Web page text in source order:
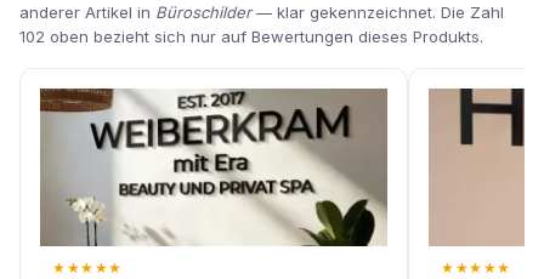
anderer Artikel in Büroschilder— klar gekennzeichnet. Die Zahl
102 oben bezieht sich nur auf Bewertungen dieses Produkts.
★ ★★ ★★ ★ ★★ ★★